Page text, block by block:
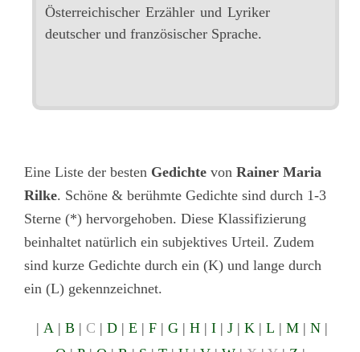
Österreichischer Erzähler und Lyriker
deutscher und französischer Sprache.
Eine Liste der besten Gedichte vonRainer Maria
Rilke. Schöne & berühmte Gedichte sind durch 1-3
Sterne (*) hervorgehoben. Diese Klassifizierung
beinhaltet natürlich ein subjektives Urteil. Zudem
sind kurze Gedichte durch ein (K) und lange durch
ein (L) gekennzeichnet.
| A | B | C | D | E | F | G | H | I | J | K | L | M | N |